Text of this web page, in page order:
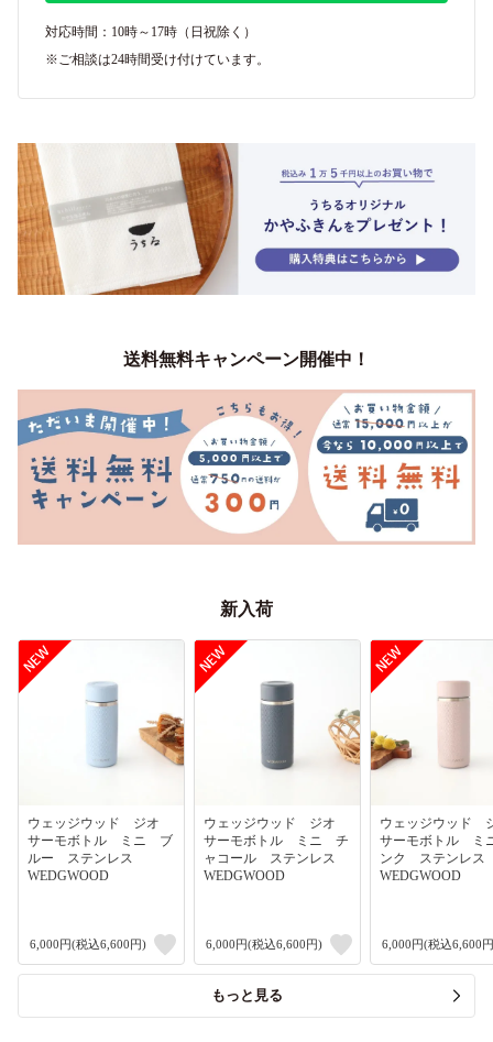
対応時間：10時～17時（日祝除く）
※ご相談は24時間受け付けています。
送料無料キャンペーン開催中！
新入荷
ウェッジウッド ジオ
サーモボトル ミニ ブ
ルー ステンレス
WEDGWOOD
6,000円(税込6,600円)
ウェッジウッド ジオ
サーモボトル ミニ チ
ャコール ステンレス
WEDGWOOD
6,000円(税込6,600円)
ウェッジウッド
サーモボトル
ンク ステンレ
WEDGWOOD
6,000円(税込6,600
もっと見る